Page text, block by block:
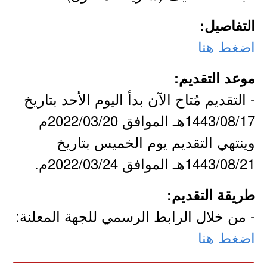
التفاصيل:
اضغط هنا
موعد التقديم:
- التقديم مُتاح الآن بدأ اليوم الأحد بتاريخ
1443/08/17هـ الموافق 2022/03/20م
وينتهي التقديم يوم الخميس بتاريخ
1443/08/21هـ الموافق 2022/03/24م.
طريقة التقديم:
- من خلال الرابط الرسمي للجهة المعلنة:
اضغط هنا